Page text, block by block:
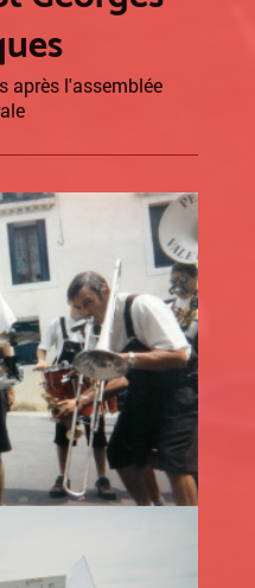
après l'assemblée